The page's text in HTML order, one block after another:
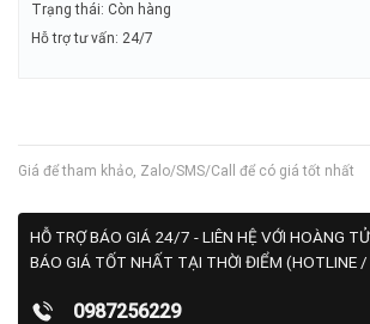
Trạng thái: Còn hàng
Hỗ trợ tư vấn: 24/7
Giá để tham khảo, Zalo/SMS/Call để có giá tốt nhất
HỖ TRỢ BÁO GIÁ 24/7 - LIÊN HỆ VỚI HOÀNG
BÁO GIÁ TỐT NHẤT TẠI THỜI ĐIỂM (HOTLINE
0987256229